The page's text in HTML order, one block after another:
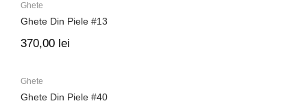
Ghete
Ghete Din Piele #13
370,00 lei
Ghete
Ghete Din Piele #40